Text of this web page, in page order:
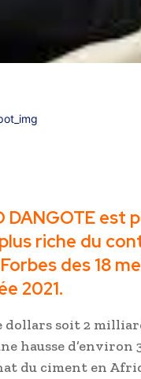
DANGOTE est
riche du
des 18
2021.
dollars soit 2
hausse d’environ
du ciment en